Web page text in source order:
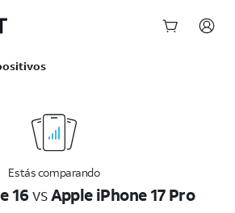
Estás comparando
16vsApple iPhone 17 Pro